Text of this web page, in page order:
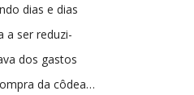
dias e dias
a ser reduzi-
dos gastos
da côdea…